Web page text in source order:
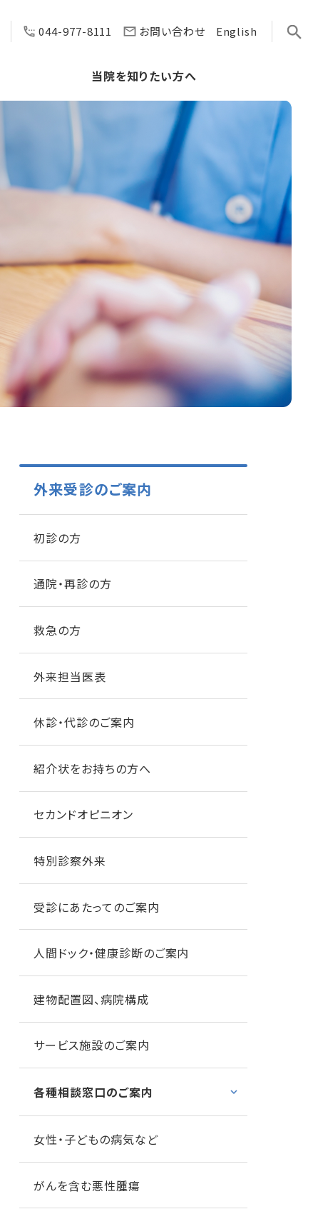
044-977-8111 お問い合わせ English
当院を知りたい方へ
外来受診のご案内
初診の方
通院・再診の方
救急の方
外来担当医表
休診・代診のご案内
紹介状をお持ちの方へ
セカンドオピニオン
特別診察外来
受診にあたってのご案内
人間ドック・健康診断のご案内
建物配置図、病院構成
サービス施設のご案内
各種相談窓口のご案内
女性・子どもの病気など
がんを含む悪性腫瘍